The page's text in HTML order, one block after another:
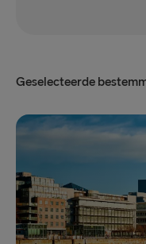
Geselecteerde